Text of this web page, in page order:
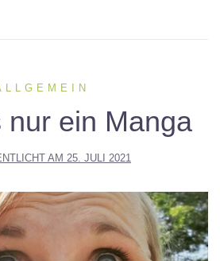
nur ein Manga
AM 25. JULI 2021